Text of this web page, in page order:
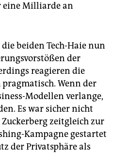
Milliarde an
beiden Tech-Haie nun
der
reagieren die
Wenn der
Modellen verlange,
Es war sicher nicht
zeitgleich zur
Kampagne gestartet
der Privatsphäre als